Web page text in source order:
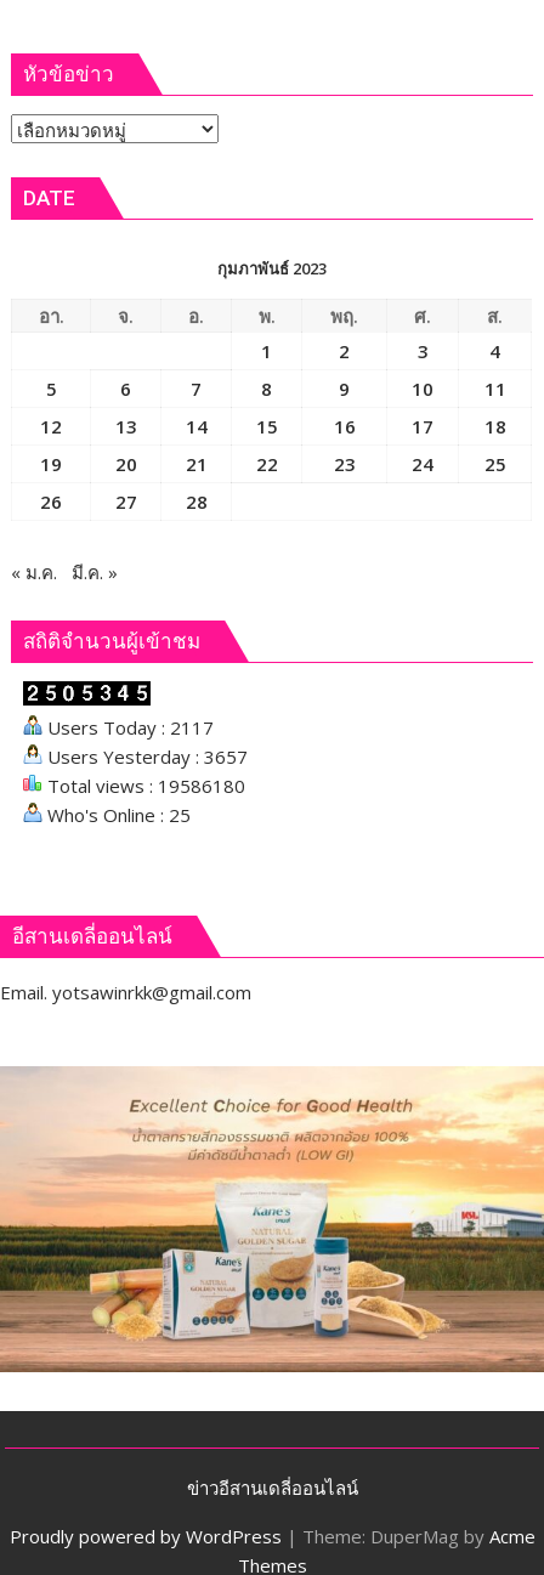
หัวข้อข่าว
หัวข้อ
DATE
กุมภาพันธ์ 2023
อา. จ. อ. พ. พฤ. ศ.
ส.
1
2 3
4
5
6 7 8 9 10
11
12
13 14 15 16 17
18
19
20 21 22 23 24
25
26
27 28
« ม.ค. มี.ค. »
สถิติจำนวนผู้เข้าชม
Users Today : 2117
Users Yesterday : 3657
Total views : 19586180
Who's Online : 25
อีสานเดลี่ออนไลน์
Email. yotsawinrkk@gmail.com
ข่าวอีสานเดลี่ออนไลน์
Proudly powered by WordPress | Theme: DuperMag by Acme
Themes